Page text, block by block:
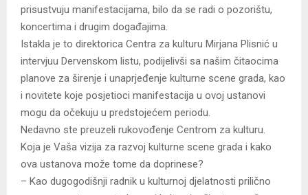
prisustvuju manifestacijama, bilo da se radi o pozorištu,
koncertima i drugim događajima.
Istakla je to direktorica Centra za kulturu Mirjana Plisnić u
intervjuu Dervenskom listu, podijelivši sa našim čitaocima
planove za širenje i unaprjeđenje kulturne scene grada, kao
i novitete koje posjetioci manifestacija u ovoj ustanovi
mogu da očekuju u predstojećem periodu.
Nedavno ste preuzeli rukovođenje Centrom za kulturu.
Koja je Vaša vizija za razvoj kulturne scene grada i kako
ova ustanova može tome da doprinese?
– Kao dugogodišnji radnik u kulturnoj djelatnosti prilično